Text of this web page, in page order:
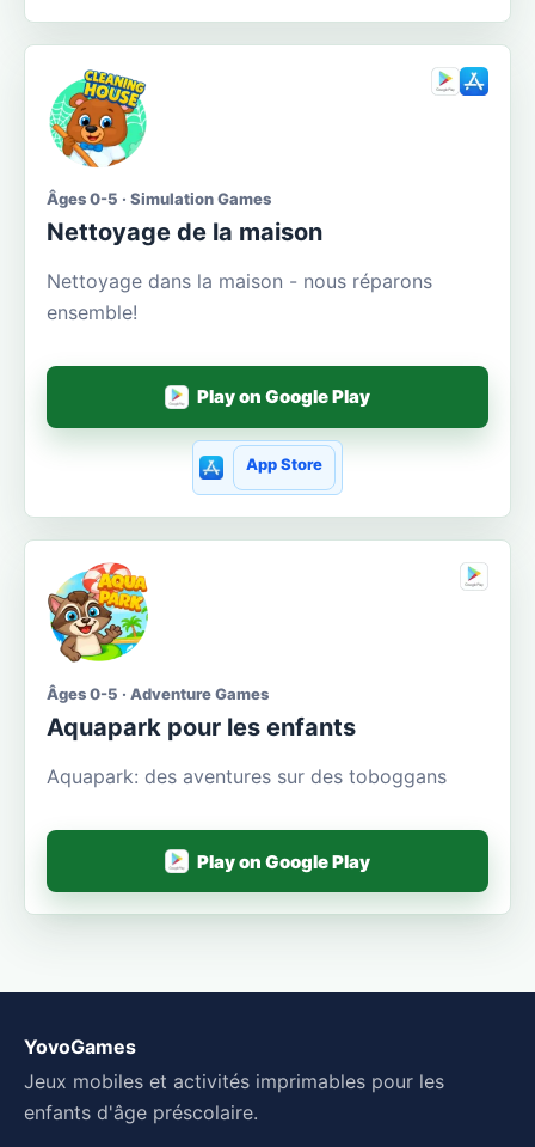
Âges 0-5 · Simulation Games
Nettoyage de la maison
Nettoyage dans la maison - nous réparons
ensemble!
Play on Google Play
App Store
Âges 0-5 · Adventure Games
Aquapark pour les enfants
Aquapark: des aventures sur des toboggans
Play on Google Play
YovoGames
Jeux mobiles et activités imprimables pour les
enfants d'âge préscolaire.